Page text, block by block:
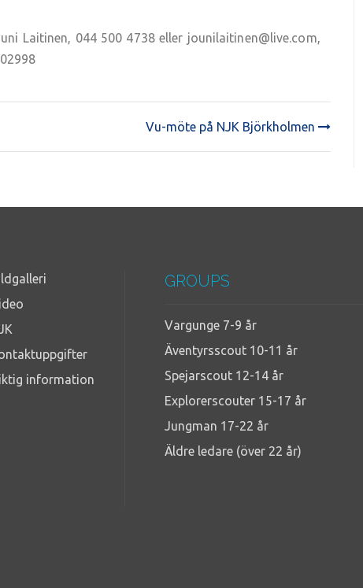
Laitinen, 044 500 4738 eller jounilaitinen@live.com,
Vu-möte på NJK Björkholmen
information
GROUPS
Vargunge 7-9 år
Äventyrsscout 10-11 år
Spejarscout 12-14 år
Explorerscouter 15-17 år
Jungman 17-22 år
Äldre ledare (över 22 år)